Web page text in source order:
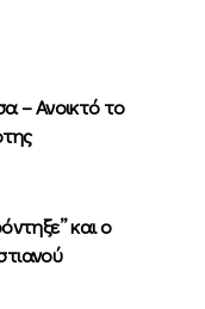
– Ανοικτό το
και ο